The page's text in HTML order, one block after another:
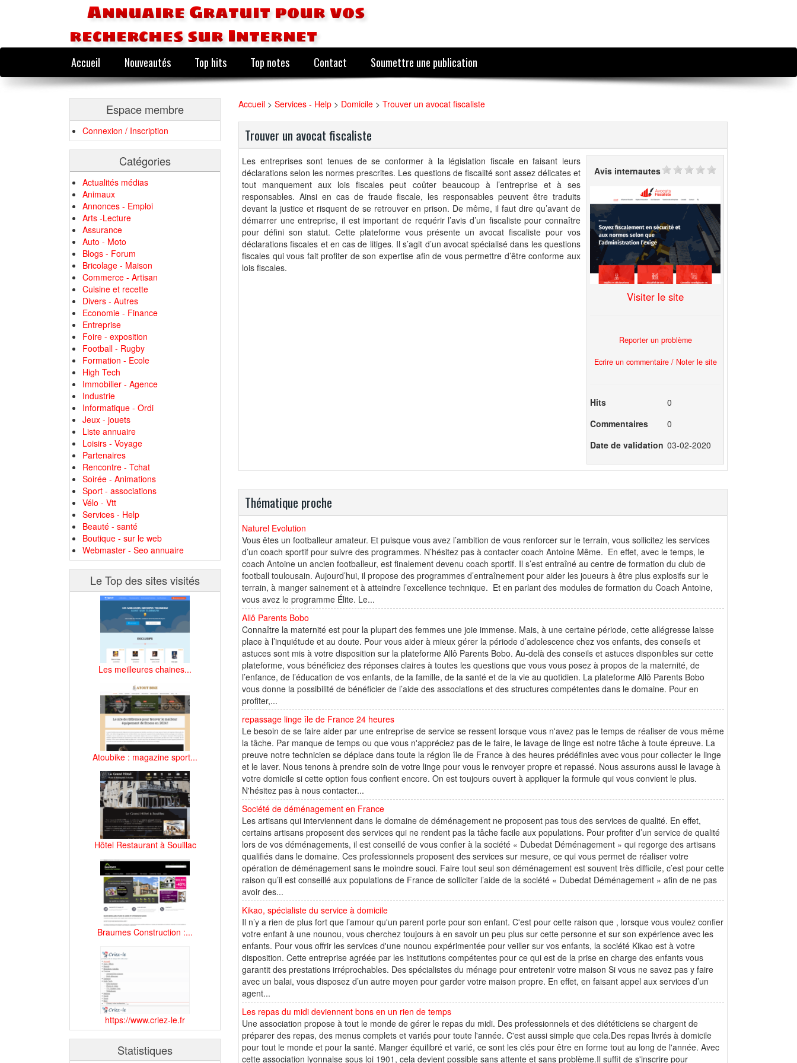
Annuaire Gratuit pour vos
recherches sur Internet
Accueil Nouveautés Top hits Top notes Contact Soumettre une publication
Espace membre
Connexion / Inscription
Catégories
Actualités médias
Animaux
Annonces - Emploi
Arts -Lecture
Assurance
Auto - Moto
Blogs - Forum
Bricolage - Maison
Commerce - Artisan
Cuisine et recette
Divers - Autres
Economie - Finance
Entreprise
Foire - exposition
Football - Rugby
Formation - Ecole
High Tech
Immobilier - Agence
Industrie
Informatique - Ordi
Jeux - jouets
Liste annuaire
Loisirs - Voyage
Partenaires
Rencontre - Tchat
Soirée - Animations
Sport - associations
Vélo - Vtt
Services - Help
Beauté - santé
Boutique - sur le web
Webmaster - Seo annuaire
Le Top des sites visités
Les meilleures chaines...
Atoubike : magazine sport...
Hôtel Restaurant à Souillac
Braumes Construction :...
https://www.criez-le.fr
Statistiques
Accueil > Services - Help > Domicile > Trouver un avocat fiscaliste
Trouver un avocat fiscaliste
Les entreprises sont tenues de se conformer à la législation fiscale en faisant leurs
déclarations selon les normes prescrites. Les questions de fiscalité sont assez délicates et
tout manquement aux lois fiscales peut coûter beaucoup à l’entreprise et à ses
responsables. Ainsi en cas de fraude fiscale, les responsables peuvent être traduits
devant la justice et risquent de se retrouver en prison. De même, il faut dire qu’avant de
démarrer une entreprise, il est important de requérir l’avis d’un fiscaliste pour connaître
pour défini son statut. Cette plateforme vous présente un avocat fiscaliste pour vos
déclarations fiscales et en cas de litiges. Il s’agit d’un avocat spécialisé dans les questions
fiscales qui vous fait profiter de son expertise afin de vous permettre d’être conforme aux
lois fiscales.
Avis internautes
Visiter le site
Reporter un problème
Ecrire un commentaire / Noter le site
Hits
0
Commentaires
0
Date de validation 03-02-2020
Thématique proche
Naturel Evolution
Vous êtes un footballeur amateur. Et puisque vous avez l’ambition de vous renforcer sur le terrain, vous sollicitez les services
d’un coach sportif pour suivre des programmes. N’hésitez pas à contacter coach Antoine Même. En effet, avec le temps, le
coach Antoine un ancien footballeur, est finalement devenu coach sportif. Il s’est entraîné au centre de formation du club de
football toulousain. Aujourd’hui, il propose des programmes d’entraînement pour aider les joueurs à être plus explosifs sur le
terrain, à manger sainement et à atteindre l’excellence technique. Et en parlant des modules de formation du Coach Antoine,
vous avez le programme Élite. Le...
Allô Parents Bobo
Connaître la maternité est pour la plupart des femmes une joie immense. Mais, à une certaine période, cette allégresse laisse
place à l’inquiétude et au doute. Pour vous aider à mieux gérer la période d’adolescence chez vos enfants, des conseils et
astuces sont mis à votre disposition sur la plateforme Allô Parents Bobo. Au-delà des conseils et astuces disponibles sur cette
plateforme, vous bénéficiez des réponses claires à toutes les questions que vous vous posez à propos de la maternité, de
l’enfance, de l’éducation de vos enfants, de la famille, de la santé et de la vie au quotidien. La plateforme Allô Parents Bobo
vous donne la possibilité de bénéficier de l’aide des associations et des structures compétentes dans le domaine. Pour en
profiter,...
repassage linge île de France 24 heures
Le besoin de se faire aider par une entreprise de service se ressent lorsque vous n'avez pas le temps de réaliser de vous même
la tâche. Par manque de temps ou que vous n'appréciez pas de le faire, le lavage de linge est notre tâche à toute épreuve. La
preuve notre technicien se déplace dans toute la région île de France à des heures prédéfinies avec vous pour collecter le linge
et le laver. Nous tenons à prendre soin de votre linge pour vous le renvoyer propre et repassé. Nous assurons aussi le lavage à
votre domicile si cette option fous confient encore. On est toujours ouvert à appliquer la formule qui vous convient le plus.
N'hésitez pas à nous contacter...
Société de déménagement en France
Les artisans qui interviennent dans le domaine de déménagement ne proposent pas tous des services de qualité. En effet,
certains artisans proposent des services qui ne rendent pas la tâche facile aux populations. Pour profiter d’un service de qualité
lors de vos déménagements, il est conseillé de vous confier à la société « Dubedat Déménagement » qui regorge des artisans
qualifiés dans le domaine. Ces professionnels proposent des services sur mesure, ce qui vous permet de réaliser votre
opération de déménagement sans le moindre souci. Faire tout seul son déménagement est souvent très difficile, c’est pour cette
raison qu’il est conseillé aux populations de France de solliciter l’aide de la société « Dubedat Déménagement » afin de ne pas
avoir des...
Kikao, spécialiste du service à domicile
Il n’y a rien de plus fort que l’amour qu'un parent porte pour son enfant. C'est pour cette raison que , lorsque vous voulez confier
votre enfant à une nounou, vous cherchez toujours à en savoir un peu plus sur cette personne et sur son expérience avec les
enfants. Pour vous offrir les services d'une nounou expérimentée pour veiller sur vos enfants, la société Kikao est à votre
disposition. Cette entreprise agréée par les institutions compétentes pour ce qui est de la prise en charge des enfants vous
garantit des prestations irréprochables. Des spécialistes du ménage pour entretenir votre maison Si vous ne savez pas y faire
avec un balai, vous disposez d’un autre moyen pour garder votre maison propre. En effet, en faisant appel aux services d’un
agent...
Les repas du midi deviennent bons en un rien de temps
Une association propose à tout le monde de gérer le repas du midi. Des professionnels et des diététiciens se chargent de
préparer des repas, des menus complets et variés pour toute l'année. C'est aussi simple que cela.Des repas livrés à domicile
pour tout le monde et pour la santé. Manger équilibré et varié, ce sont les clés pour être en forme tout au long de l'année. Avec
cette association lyonnaise sous loi 1901, cela devient possible sans attente et sans problème.Il suffit de s'inscrire pour